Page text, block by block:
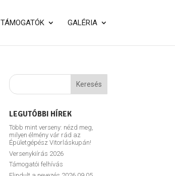
TÁMOGATÓK GALÉRIA
LEGUTÓBBI HÍREK
Több mint verseny: nézd meg,
milyen élmény vár rád az
Épületgépész Vitorláskupán!
Versenykiírás 2026
Támogatói felhívás